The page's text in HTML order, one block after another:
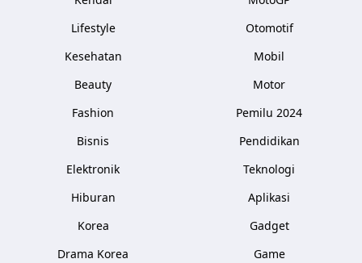
Lifestyle
Kesehatan
Beauty
Fashion
Bisnis
Elektronik
Hiburan
Korea
Drama Korea
Otomotif
Mobil
Motor
Pemilu 2024
Pendidikan
Teknologi
Aplikasi
Gadget
Game